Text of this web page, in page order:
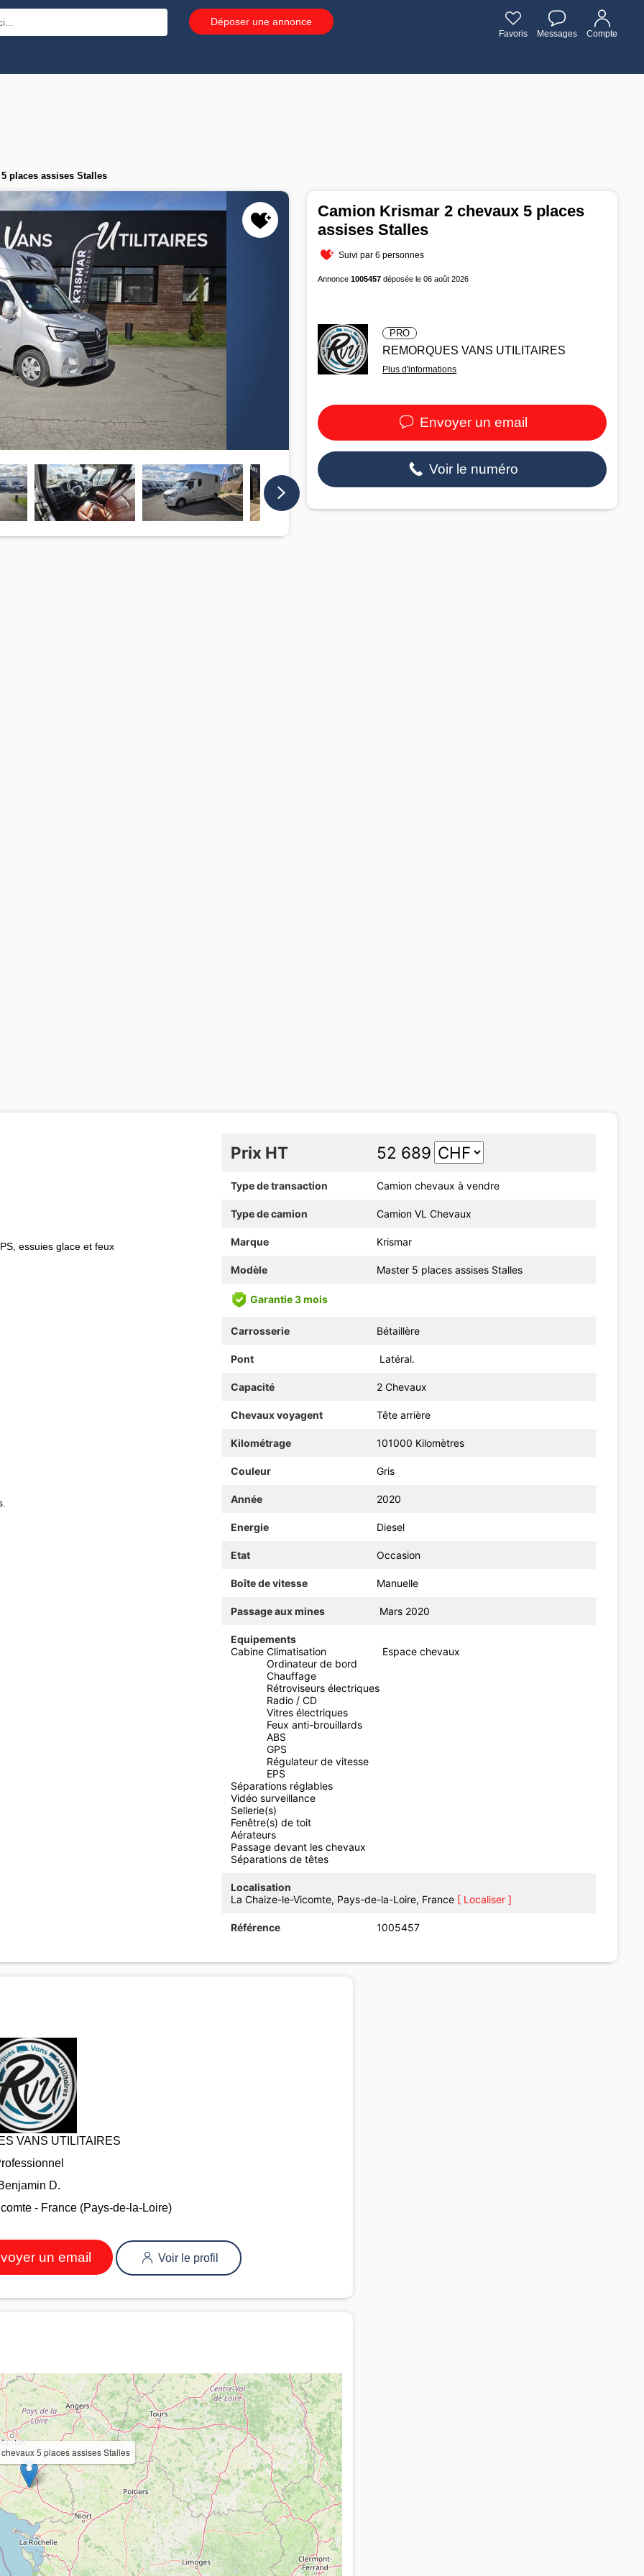
Déposer une annonce
Favoris Messages Compte
places assises Stalles
Camion Krismar 2 chevaux 5 places
assises Stalles
Suivi par 6 personnes
Annonce1005457 déposée le 06 août 2026
PRO
REMORQUES VANS UTILITAIRES
Plus d'informations
Envoyer un email
Voir le numéro
essuies glace et feux
Prix HT 52 689
Type de transaction Camion chevaux à vendre
Type de camion Camion VL Chevaux
Marque Krismar
Modèle Master 5 places assises Stalles
Garantie 3 mois
Carrosserie Bétaillère
Pont Latéral.
Capacité 2 Chevaux
Chevaux voyagent Tête arrière
Kilométrage 101000 Kilomètres
Couleur Gris
Année 2020
Energie Diesel
Etat Occasion
Boîte de vitesse Manuelle
Passage aux mines Mars 2020
Equipements
Cabine Climatisation
Ordinateur de bord
Chauffage
Rétroviseurs électriques
Radio / CD
Vitres électriques
Feux anti-brouillards
ABS
GPS
Régulateur de vitesse
EPS
Espace chevaux
Séparations réglables
Vidéo surveillance
Sellerie(s)
Fenêtre(s) de toit
Aérateurs
Passage devant les chevaux
Séparations de têtes
Localisation
La Chaize-le-Vicomte, Pays-de-la-Loire, France [ Localiser ]
Référence 1005457
VANS UTILITAIRES
D.
- France (Pays-de-la-Loire)
un email Voir le profil
5 places assises Stalles